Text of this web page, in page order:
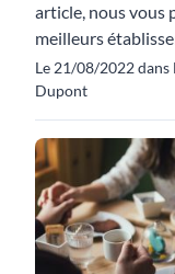
article, nous vous
meilleurs
Le 21/08/2022
Dupont